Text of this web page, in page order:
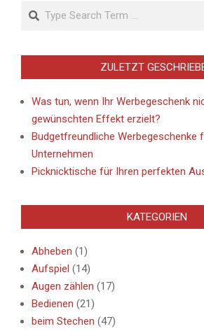
Search
ZULETZT
Was tun, wenn Ihr Werbegeschenk
gewünschten Effekt erzielt?
Budgetfreundliche Werbegeschenke
Unternehmen
Picknicktische für Ihren perfekten
KATEGORIEN
Abheben (1)
Aufspiel (14)
Augen zählen (17)
Bedienen (21)
beim Stechen (47)